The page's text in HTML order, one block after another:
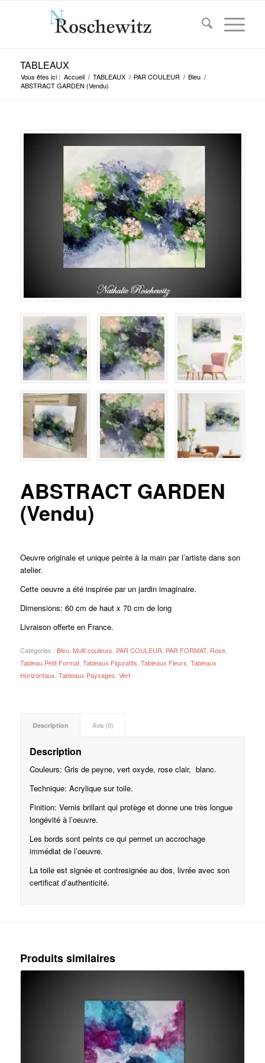
TABLEAUX
Vous êtes ici : Accueil / TABLEAUX / PAR COULEUR / Bleu /
ABSTRACT GARDEN (Vendu)
ABSTRACT GARDEN
(Vendu)
Oeuvre originale et unique peinte à la main par l’artiste dans son
atelier.
Cette oeuvre a été inspirée par un jardin imaginaire.
Dimensions: 60 cm de haut x 70 cm de long
Livraison offerte en France.
Catégories : Bleu, Multi couleurs PAR COULEUR PAR FORMAT, Rose,
Tableau Petit Format, Tableaux Figuratifs Tableaux Fleurs Tableaux
Horizontaux Tableaux Paysages Vert
Description Avis (0)
Description
Couleurs: Gris de peyne, vert oxyde, rose clair, blanc.
Technique: Acrylique sur toile.
Finition: Vernis brillant qui protège et donne une très longue
longévité à l’oeuvre.
Les bords sont peints ce qui permet un accrochage
immédiat de l’oeuvre.
La toile est signée et contresignée au dos, livrée avec son
certificat d’authenticité.
Produits similaires